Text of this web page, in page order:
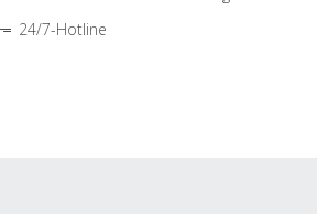
24/7-Hotline